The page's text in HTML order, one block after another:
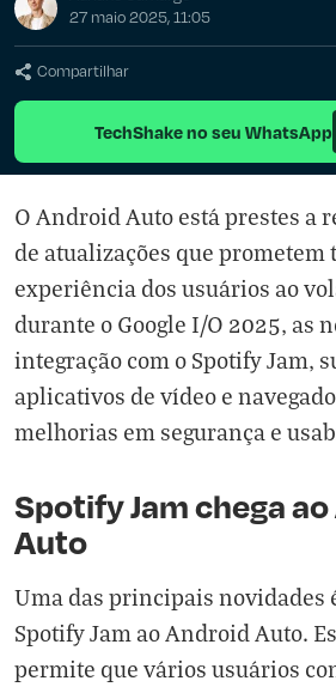
27 maio 2025, 11:05
Compartilhar
TechShake no seu WhatsApp
O Android Auto está prestes a
de atualizações que prometem
experiência dos usuários ao
durante o Google I/O 2025, as
integração com o Spotify Jam,
aplicativos de vídeo e
melhorias em segurança e
Spotify Jam chega
Auto
Uma das principais novidades
Spotify Jam ao Android Auto.
permite que vários usuários